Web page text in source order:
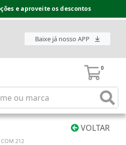
e aproveite os descontos
Baixe já nosso APP
0
VOLTAR
212